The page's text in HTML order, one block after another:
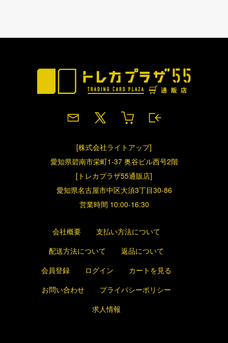
[株式会社ライトアップ]
愛知県碧南市栄町1-37 奥谷ビル西号2階
[トレカプラザ55通販店]
愛知県名古屋市中区大須3丁目30-86
営業時間 10:00-16:30
会社概要
支払い方法について
配送方法について
返品について
会員登録
ログイン
カートを見る
お問い合わせ
プライバシーポリシー
求人情報